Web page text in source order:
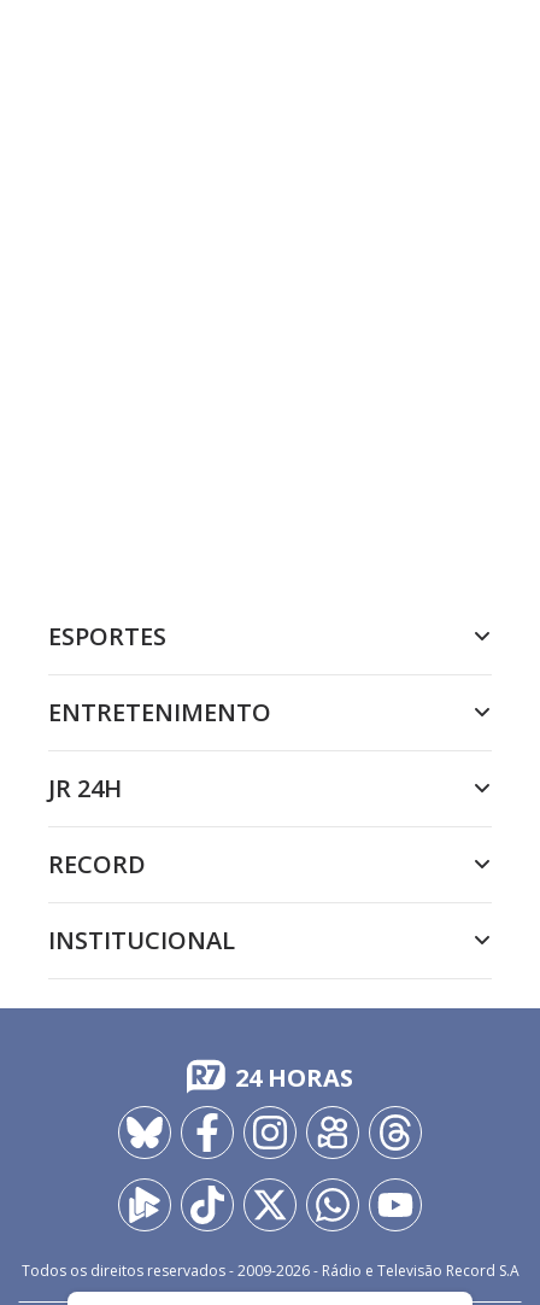
ESPORTES
ENTRETENIMENTO
JR 24H
RECORD
INSTITUCIONAL
24 HORAS
Todos os direitos reservados - 2009-2026- Rádio e Televisão Record S.A